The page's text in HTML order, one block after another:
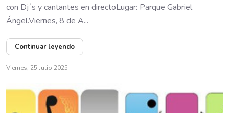
con Dj´s y cantantes en directoLugar: Parque Gabriel
Ángel.Viernes, 8 de A...
Continuar leyendo
Viernes, 25 Julio 2025